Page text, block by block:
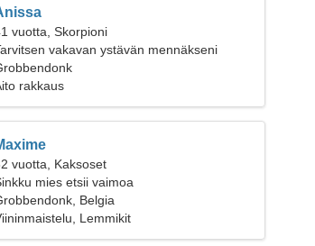
vuotta, Skorpioni
vakavan ystävän mennäkseni
yhdessä
rakkaus
vuotta, Kaksoset
mies etsii vaimoa
Belgia
Lemmikit